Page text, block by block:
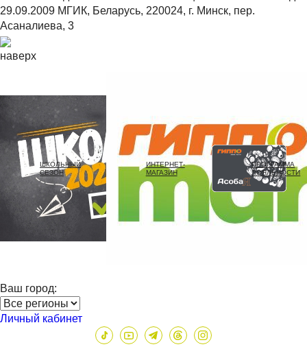
29.09.2009 МГИК, Беларусь, 220024, г. Минск, пер.
Асаналиева, 3
наверх
ШКОЛЬНЫЙ
СЕЗОН
ИНТЕРНЕТ-
МАГАЗИН
ПРОГРАММА
ЛОЯЛЬНОСТИ
Ваш город:
Личный кабинет